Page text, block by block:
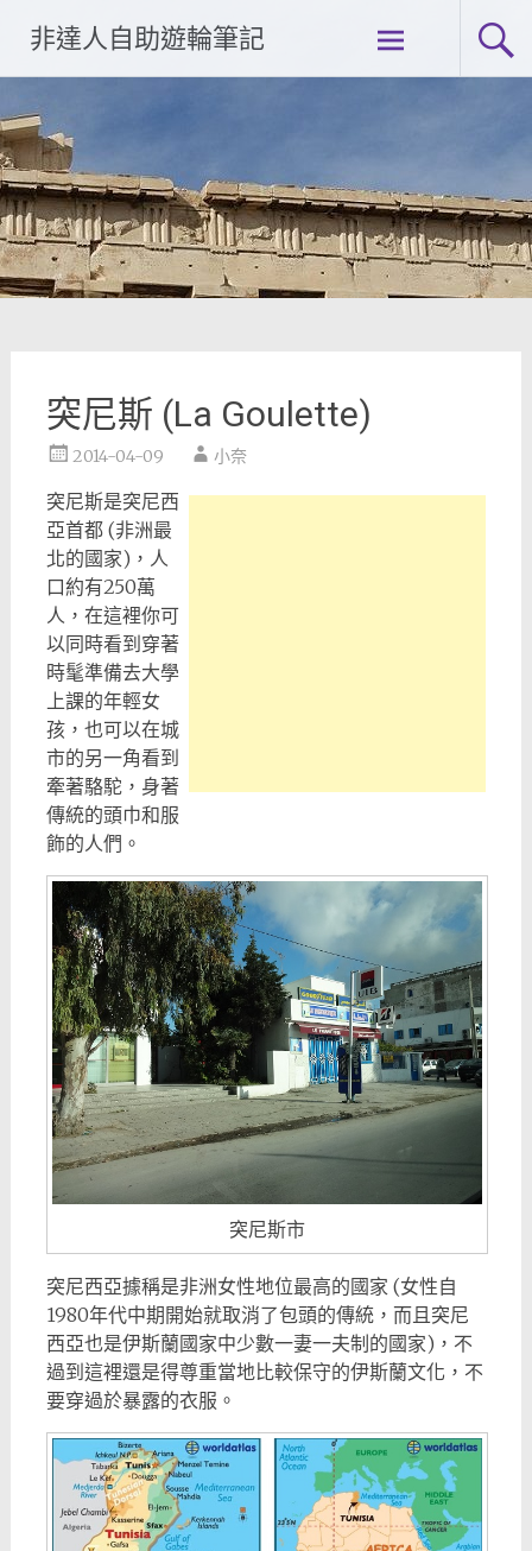
content
非達人自助遊輪筆記
突尼斯 (La Goulette)
2014-04-09 小奈
突尼斯是突尼西
亞首都 (非洲最
北的國家)，人
口約有250萬
人，在這裡你可
以同時看到穿著
時髦準備去大學
上課的年輕女
孩，也可以在城
市的另一角看到
牽著駱駝，身著
傳統的頭巾和服
飾的人們。
突尼斯市
突尼西亞據稱是非洲女性地位最高的國家 (女性自
1980年代中期開始就取消了包頭的傳統，而且突尼
西亞也是伊斯蘭國家中少數一妻一夫制的國家)，不
過到這裡還是得尊重當地比較保守的伊斯蘭文化，不
要穿過於暴露的衣服。